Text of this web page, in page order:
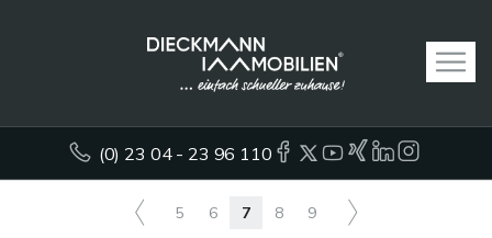
(0) 23 04 - 23 96 110
5 6 7 8 9